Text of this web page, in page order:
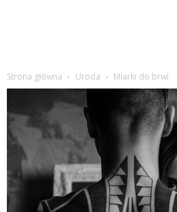
Strona główna Uroda Miarki do brwi